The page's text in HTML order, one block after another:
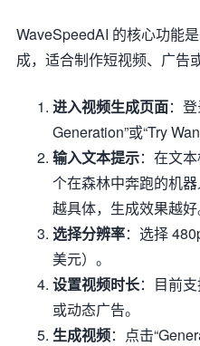
WaveSpeedAI 的核心功能
成，适合制作短视频、广告
进入视频生成页面：
Generation”或“Try Wan
输入文本提示：在文
个在森林中奔跑的机
越具体，生成效果越好
选择分辨率：选择
美元）。
设置视频时长：目前
或动态广告。
生成视频：点击